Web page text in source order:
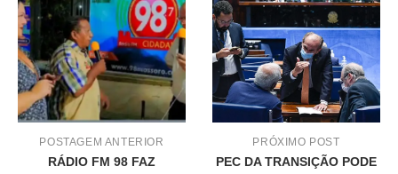
POSTAGEM ANTERIOR
RÁDIO FM 98 FAZ
PRÓXIMO POST
PEC DA TRANSIÇÃO PODE